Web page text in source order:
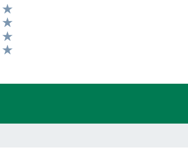
Valuta 5 stelle su 5
Valuta 4 stelle su 5
Valuta 3 stelle su 5
Valuta 2 stelle su 5